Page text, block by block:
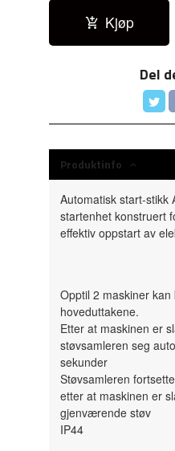
Kjøp
Del
Produktinfo
Automatisk start-stikk
startenhet konstruert
effektiv oppstart av
Opptil 2 maskiner kan
hoveduttakene.
Etter at maskinen er
støvsamleren seg
sekunder
Støvsamleren
etter at maskinen er
gjenværende støv
IP44